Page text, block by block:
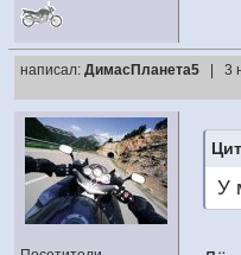
написал: ДимасПланета5 | 3
У